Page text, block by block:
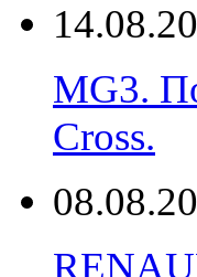
MG3.
Cross.